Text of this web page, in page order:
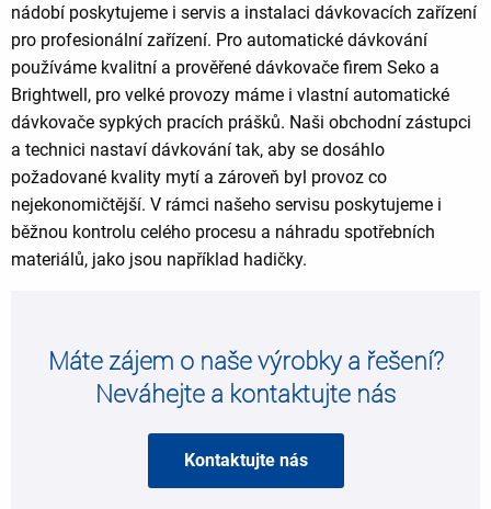
nádobí poskytujeme i servis a instalaci dávkovacích zařízení
pro profesionální zařízení. Pro automatické dávkování
používáme kvalitní a prověřené dávkovače firem Seko a
Brightwell, pro velké provozy máme i vlastní automatické
dávkovače sypkých pracích prášků. Naši obchodní zástupci
a technici nastaví dávkování tak, aby se dosáhlo
požadované kvality mytí a zároveň byl provoz co
nejekonomičtější. V rámci našeho servisu poskytujeme i
běžnou kontrolu celého procesu a náhradu spotřebních
materiálů, jako jsou například hadičky.
Máte zájem o naše výrobky a řešení?
Neváhejte a kontaktujte nás
Kontaktujte nás